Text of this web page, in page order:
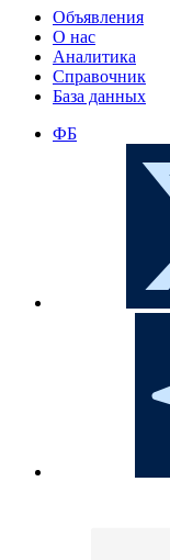
Объявления
О нас
Аналитика
Справочник
База данных
ФБ